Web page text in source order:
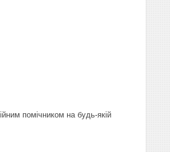
помічником на будь-якій